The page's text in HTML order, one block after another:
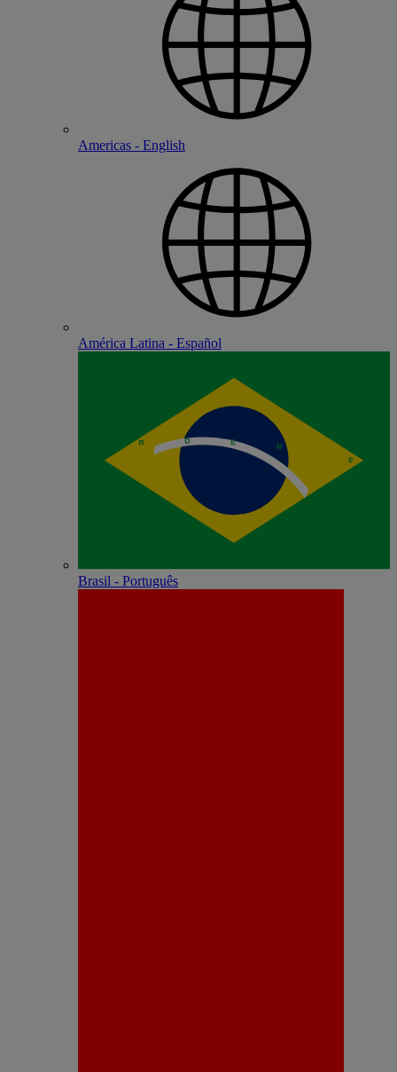
Americas - English
América Latina - Español
Brasil - Português